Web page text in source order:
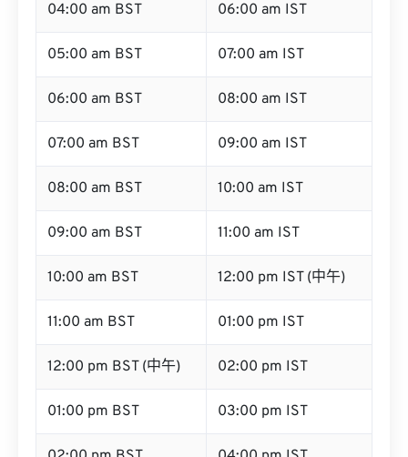
04:00 am BST 06:00 am IST
05:00 am BST 07:00 am IST
06:00 am BST 08:00 am IST
07:00 am BST 09:00 am IST
08:00 am BST 10:00 am IST
09:00 am BST 11:00 am IST
10:00 am BST 12:00 pm IST (中午)
11:00 am BST 01:00 pm IST
12:00 pm BST (中午) 02:00 pm IST
01:00 pm BST 03:00 pm IST